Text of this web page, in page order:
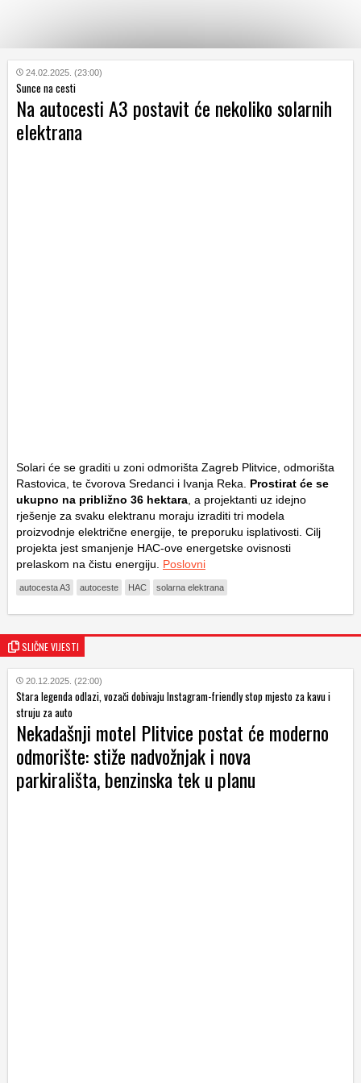
KATEGORIJE
HRVATSKI
WEB
24.02.2025. (23:00)
Sunce na cesti
Na autocesti A3 postavit će nekoliko solarnih
elektrana
Solari će se graditi u zoni odmorišta Zagreb Plitvice, odmorišta
Rastovica, te čvorova Sredanci i Ivanja Reka. Prostirat će se
ukupno na približno 36 hektara , a projektanti uz idejno
rješenje za svaku elektranu moraju izraditi tri modela
proizvodnje električne energije, te preporuku isplativosti. Cilj
projekta jest smanjenje HAC-ove energetske ovisnosti
prelaskom na čistu energiju. Poslovni
autocesta A3 autoceste HAC solarna elektrana
SLIČNE VIJESTI
20.12.2025. (22:00)
Stara legenda odlazi, vozači dobivaju Instagram-friendly stop mjesto za kavu i
struju za auto
Nekadašnji motel Plitvice postat će moderno
odmorište: stiže nadvožnjak i nova
parkirališta, benzinska tek u planu